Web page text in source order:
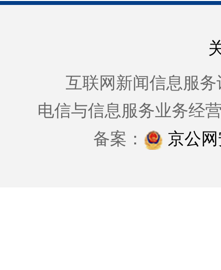
互联网新闻信息服务
电信与信息服务业务经
备案：
京公网